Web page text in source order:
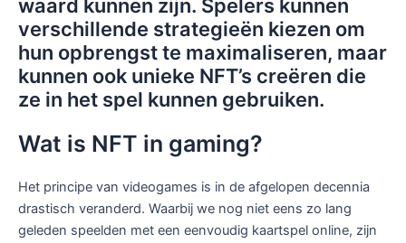
waard kunnen zijn. Spelers kunnen
verschillende strategieën kiezen om
hun opbrengst te maximaliseren, maar
kunnen ook unieke NFT’s creëren die
ze in het spel kunnen gebruiken.
Wat is NFT in gaming?
Het principe van videogames is in de afgelopen decennia
drastisch veranderd. Waarbij we nog niet eens zo lang
geleden speelden met een eenvoudig kaartspel online, zijn